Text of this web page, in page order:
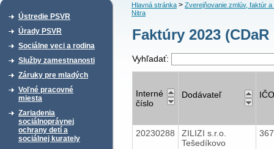
Ústredie PSVR
Úrady PSVR
Sociálne veci a rodina
Služby zamestnanosti
Záruky pre mladých
Voľné pracovné
miesta
Zariadenia
sociálnoprávnej
ochrany detí a
sociálnej kurately
Hlavná stránka> Zverejňovanie zmlúv, faktúr a
Nitra
Faktúry 2023
Vyhľadať:
Interné
číslo
Dodávateľ IČO
20230288
ZILIZI s.r.o.
Tešedíkovo